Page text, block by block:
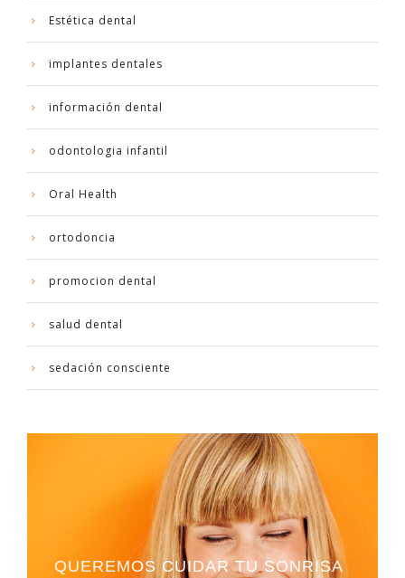
Estética dental
implantes dentales
información dental
odontologia infantil
Oral Health
ortodoncia
promocion dental
salud dental
sedación consciente
QUEREMOS CUIDAR TU SONRISA